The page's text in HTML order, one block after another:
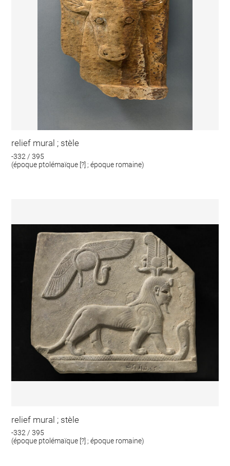
relief mural ; stèle
-332 / 395
(époque ptolémaïque [?] ; époque romaine)
relief mural ; stèle
-332 / 395
(époque ptolémaïque [?] ; époque romaine)